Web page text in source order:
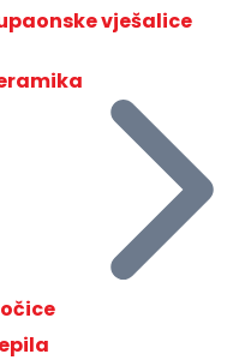
vješalice